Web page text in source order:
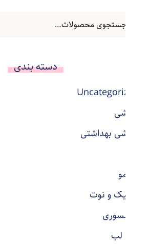
دسته بندی
Uncategorized
آرایشی
آرایشی بهداشتی
اتو مو
استیک و نوت
اکسسوری
بالم لب